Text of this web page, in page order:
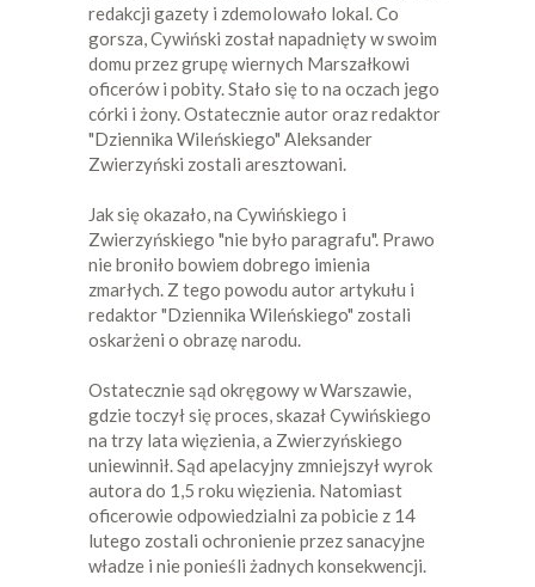
redakcji gazety i zdemolowało lokal. Co
gorsza, Cywiński został napadnięty w swoim
domu przez grupę wiernych Marszałkowi
oficerów i pobity. Stało się to na oczach jego
córki i żony. Ostatecznie autor oraz redaktor
"Dziennika Wileńskiego" Aleksander
Zwierzyński zostali aresztowani.
Jak się okazało, na Cywińskiego i
Zwierzyńskiego "nie było paragrafu". Prawo
nie broniło bowiem dobrego imienia
zmarłych. Z tego powodu autor artykułu i
redaktor "Dziennika Wileńskiego" zostali
oskarżeni o obrazę narodu.
Ostatecznie sąd okręgowy w Warszawie,
gdzie toczył się proces, skazał Cywińskiego
na trzy lata więzienia, a Zwierzyńskiego
uniewinnił. Sąd apelacyjny zmniejszył wyrok
autora do 1,5 roku więzienia. Natomiast
oficerowie odpowiedzialni za pobicie z 14
lutego zostali ochronienie przez sanacyjne
władze i nie ponieśli żadnych konsekwencji.